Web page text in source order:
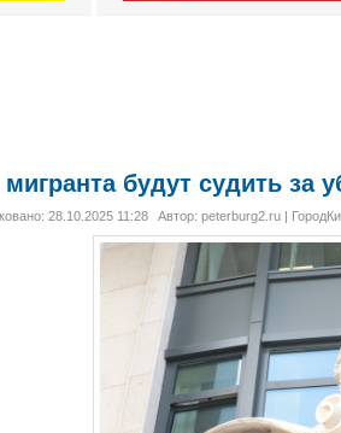
мигранта будут судить
28.10.2025 11:28 Автор: peterburg2.ru |